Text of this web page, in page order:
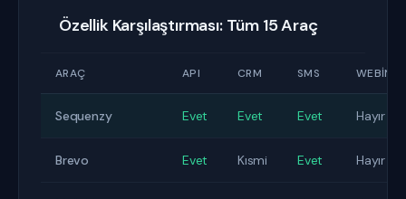
Özellik Karşılaştırması: Tüm 15 Araç
ARAÇ API CRM SMS WEBINAR
Sequenzy Evet Evet Evet Hayır
Brevo Evet Kısmi Evet Hayır